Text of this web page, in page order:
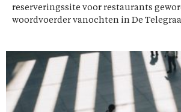
reserveringssite voor restaurants
woordvoerder vanochten in De